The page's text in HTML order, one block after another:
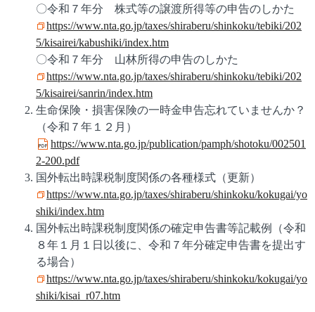
〇令和７年分 株式等の譲渡所得等の申告のしかた
https://www.nta.go.jp/taxes/shiraberu/shinkoku/tebiki/202
5/kisairei/kabushiki/index.htm
〇令和７年分 山林所得の申告のしかた
https://www.nta.go.jp/taxes/shiraberu/shinkoku/tebiki/202
5/kisairei/sanrin/index.htm
生命保険・損害保険の一時金申告忘れていませんか？
（令和７年１２月）
https://www.nta.go.jp/publication/pamph/shotoku/002501
2-200.pdf
国外転出時課税制度関係の各種様式（更新）
https://www.nta.go.jp/taxes/shiraberu/shinkoku/kokugai/yo
shiki/index.htm
国外転出時課税制度関係の確定申告書等記載例（令和
８年１月１日以後に、令和７年分確定申告書を提出す
る場合）
https://www.nta.go.jp/taxes/shiraberu/shinkoku/kokugai/yo
shiki/kisai_r07.htm